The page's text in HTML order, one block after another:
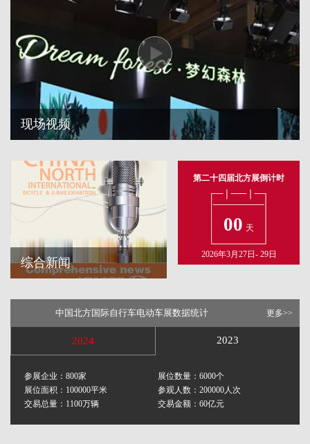
现场视频
综合新闻
查看更多
第二十四届北方展倒计时
00 天
2026年3月27日- 29日
中国北方国际自行车电动车展数据统计 更多>>
2024 2023
参展企业：800家
展位数量：6000个
展位面积：100000平米
参观人数：200000人次
交易总量：1100万辆
交易金额：60亿元